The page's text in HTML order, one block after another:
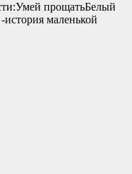
прощатьБелый
маленькой